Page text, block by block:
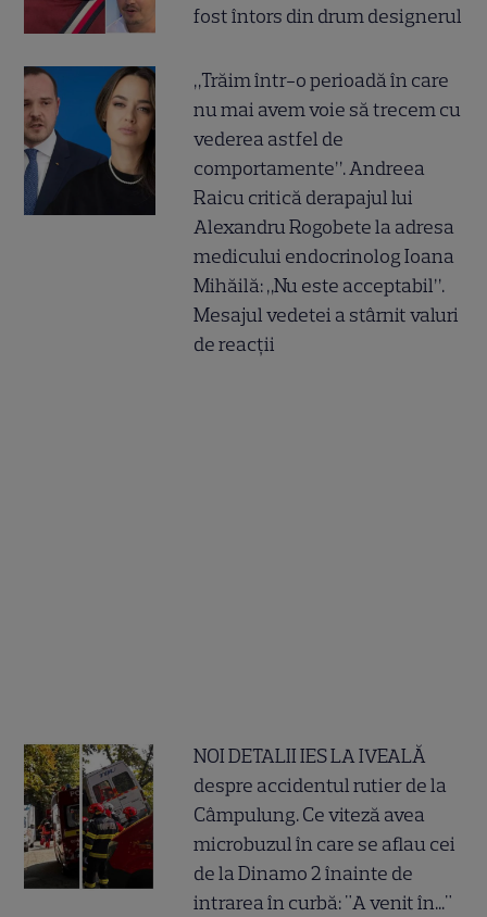
fost întors din drum designerul
„Trăim într-o perioadă în care
nu mai avem voie să trecem cu
vederea astfel de
comportamente”. Andreea
Raicu critică derapajul lui
Alexandru Rogobete la adresa
medicului endocrinolog Ioana
Mihăilă: „Nu este acceptabil”.
Mesajul vedetei a stârnit valuri
de reacții
NOI DETALII IES LA IVEALĂ
despre accidentul rutier de la
Câmpulung. Ce viteză avea
microbuzul în care se aflau cei
de la Dinamo 2 înainte de
intrarea în curbă: "A venit în..."